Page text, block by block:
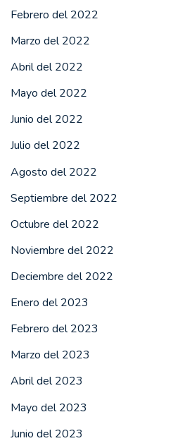
Febrero del 2022
Marzo del 2022
Abril del 2022
Mayo del 2022
Junio del 2022
Julio del 2022
Agosto del 2022
Septiembre del 2022
Octubre del 2022
Noviembre del 2022
Deciembre del 2022
Enero del 2023
Febrero del 2023
Marzo del 2023
Abril del 2023
Mayo del 2023
Junio del 2023